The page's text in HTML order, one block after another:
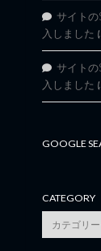
サイトの
入しました
サイトの
入しました
GOOGLE
CATEGORY
category